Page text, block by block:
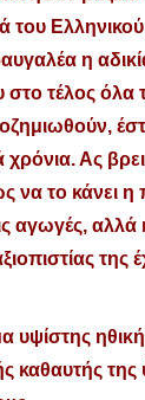
η
στο τέλος όλα
Ας βρει
να το κάνει η
αγωγές, αλλά
της
υψίστης
καθαυτής